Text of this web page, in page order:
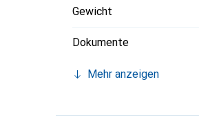
Gewicht
Dokumente
Mehr anzeigen